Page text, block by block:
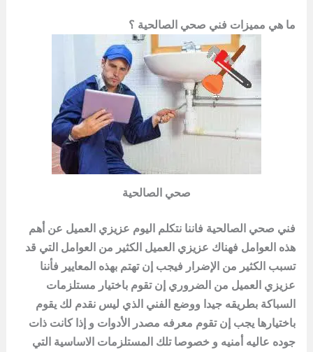
ما هي مميزات فني صحي الصالحية ؟
صحي الصالحية
فني صحي الصالحية فاننا نتكلم اليوم عزيزي العميل عن أهم
هذه العوامل فهناك عزيزي العميل الكثير من العوامل التي قد
تسبب الكثير من الإضرار فيجب إن تهتم بهذه المعايير فأننا
عزيزي العميل من الضروري إن تقوم باختيار مستلزمات
السباكة بطريقه جيدا ووضع الفني الذي ليس نقدم لك يقوم
باختيارها يجب إن تقوم معرفه مصدر الأدوات و إذا كانت ذات
جوده عاليه أمنيه و خصوصا تلك المستلزمات الاساسية التي